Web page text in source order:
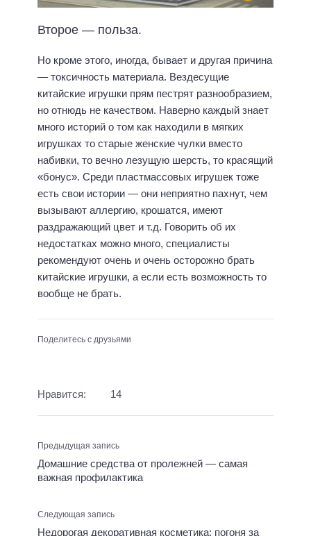
Второе — польза.
Но кроме этого, иногда, бывает и другая причина
— токсичность материала. Вездесущие
китайские игрушки прям пестрят разнообразием,
но отнюдь не качеством. Наверно каждый знает
много историй о том как находили в мягких
игрушках то старые женские чулки вместо
набивки, то вечно лезущую шерсть, то красящий
«бонус». Среди пластмассовых игрушек тоже
есть свои истории — они неприятно пахнут, чем
вызывают аллергию, крошатся, имеют
раздражающий цвет и т.д. Говорить об их
недостатках можно много, специалисты
рекомендуют очень и очень осторожно брать
китайские игрушки, а если есть возможность то
вообще не брать.
Поделитесь с друзьями
Нравится: 14
Предыдущая запись
Домашние средства от пролежней — самая
важная профилактика
Следующая запись
Недорогая декоративная косметика: погоня за